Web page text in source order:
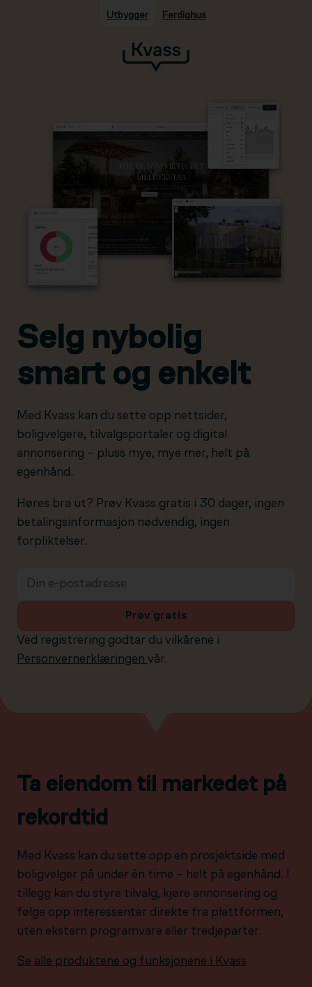
Hopp til hovedinnhold
Utbygger Ferdighus
Selg nybolig
smart og enkelt
Med Kvass kan du sette opp nettsider,
boligvelgere, tilvalgsportaler og digital
annonsering – pluss mye, mye mer, helt på
egenhånd.
Høres bra ut? Prøv Kvass gratis i 30 dager, ingen
betalingsinformasjon nødvendig, ingen
forpliktelser.
Ved registrering godtar du vilkårene i
Personvernerklæringen vår.
Prøv gratis
Ta eiendom til markedet på
rekordtid
Med Kvass kan du sette opp en prosjektside med
boligvelger på under én time – helt på egenhånd. I
tillegg kan du styre tilvalg, kjøre annonsering og
følge opp interessenter direkte fra plattformen,
uten ekstern programvare eller tredjeparter.
Se alle produktene og funksjonene i Kvass